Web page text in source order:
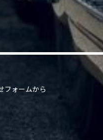
フォームから